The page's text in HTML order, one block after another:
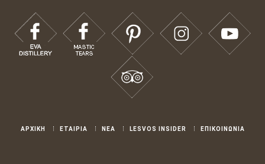
ΑΡΧΙΚΗ ΕΤΑΙΡΙΑ ΝΕΑ LESVOS INSIDER ΕΠΙΚΟΙΝΩΝΙΑ